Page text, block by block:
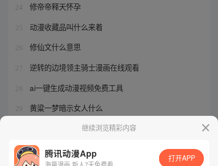
24 修帝帝释天怀孕
25 动漫收藏品叫什么来着
26 修仙文什么意思
27 逆转的边境领主骑士漫画在线观看
28 ai一键生成动漫视频免费工具
29 黄粱一梦暗示女人什么
是欢渡还是欢度为什a继续浏览精彩内容
腾讯动漫App 打开APP